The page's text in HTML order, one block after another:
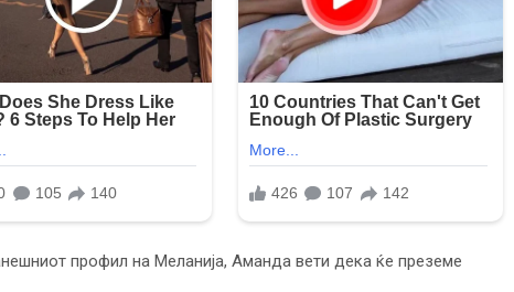
профил на Меланија, Аманда вети дека ќе преземе